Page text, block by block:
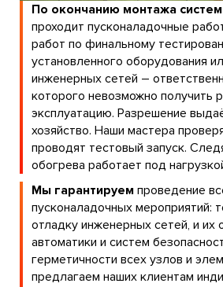
По окончанию монтажа
проходит пусконаладочные
работ по финальному
установленного оборудования
инженерных сетей –
которого невозможно получить
эксплуатацию. Разрешение
хозяйство. Наши мастера
проводят тестовый запуск.
обогрева работает под
Мы гарантируем проведение
пусконаладочных мероприятий:
отладку инженерных сетей, и их
автоматики и систем
герметичности всех узлов и
предлагаем наших клиентам